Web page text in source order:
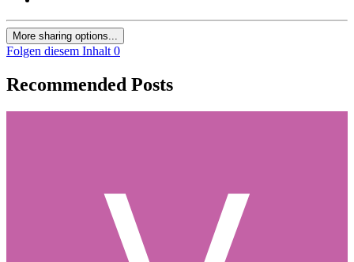
More sharing options...
Folgen diesem Inhalt 0
Recommended Posts